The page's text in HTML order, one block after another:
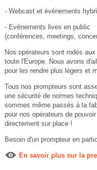
- Webcast et événements
- Evénements lives en public
(conférences, meetings,
Nos opérateurs sont rodés
toute l'Europe. Nous avons
pour les rendre plus légers et
Tous nos prompteurs sont
une sécurité de normes
sommes même passés à la
pour nos opérateurs de
directement sur place !
Besoin d'un prompteur en
En savoir plus sur la